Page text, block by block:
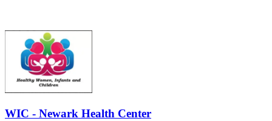
WIC - Newark Health Center